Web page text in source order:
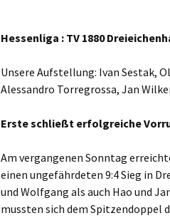
Hessenliga : TV 1880
Unsere Aufstellung: Ivan Sestak,
Alessandro Torregrossa, Jan
Erste schließt erfolgreiche
Am vergangenen Sonntag
einen ungefährdeten 9:4 Sieg in
und Wolfgang als auch Hao und
mussten sich dem Spitzendoppel